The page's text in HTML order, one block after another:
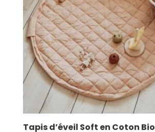
Tapis d’éveil Soft en Coton Bio